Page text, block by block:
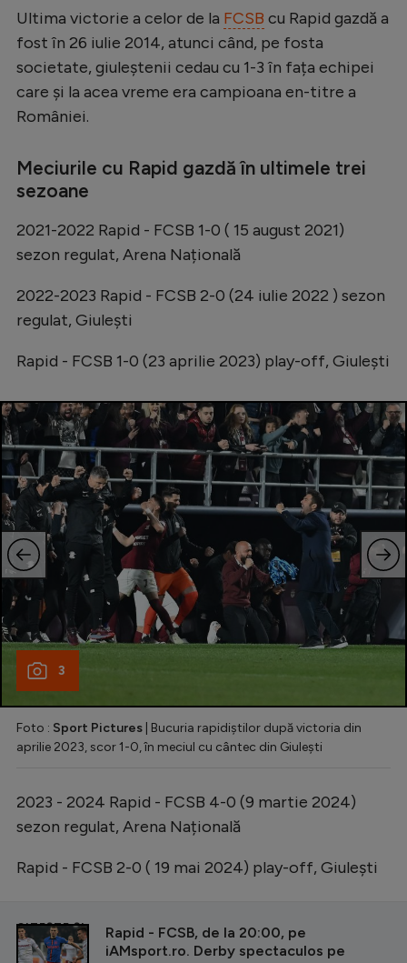
Ultima victorie a celor de la FCSB cu Rapid gazdă a
fost în 26 iulie 2014, atunci când, pe fosta
societate, giuleștenii cedau cu 1-3 în fața echipei
care și la acea vreme era campioana en-titre a
României.
Meciurile cu Rapid gazdă în ultimele trei
sezoane
2021-2022 Rapid - FCSB 1-0 ( 15 august 2021)
sezon regulat, Arena Națională
2022-2023 Rapid - FCSB 2-0 (24 iulie 2022 ) sezon
regulat, Giulești
Rapid - FCSB 1-0 (23 aprilie 2023) play-off, Giulești
3
Foto : Sport Pictures | Bucuria rapidiștilor după victoria din
aprilie 2023, scor 1-0, în meciul cu cântec din Giulești
2023 - 2024 Rapid - FCSB 4-0 (9 martie 2024)
sezon regulat, Arena Națională
Rapid - FCSB 2-0 ( 19 mai 2024) play-off, Giulești
CITEȘTE ȘI
Rapid - FCSB, de la 20:00, pe
iAMsport.ro. Derby spectaculos pe